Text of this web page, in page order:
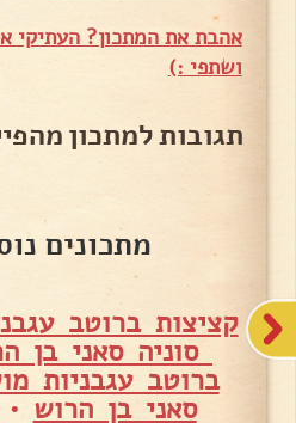
אהבת את המתכון? העתיקי
ושתפי :)
תגובות למתכון
מתכונים
קציצות ברוטב
סוניה סאני בן
ברוטב עגבניות
סאני בן הרוש